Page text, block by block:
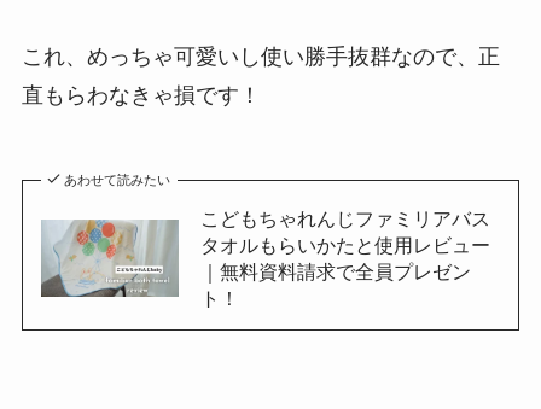
これ、めっちゃ可愛いし使い勝手抜群なので、正
直もらわなきゃ損です！
あわせて読みたい
こどもちゃれんじファミリアバス
タオルもらいかたと使用レビュー
｜無料資料請求で全員プレゼン
ト！